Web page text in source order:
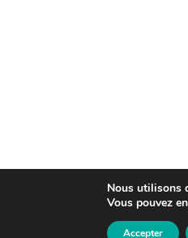
Nous utilisons
Vous pouvez
Accepter